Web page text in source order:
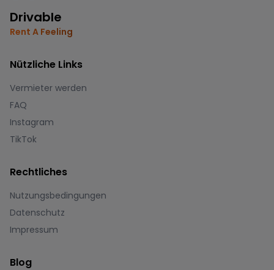
Drivable
Rent A Feeling
Nützliche Links
Vermieter werden
FAQ
Instagram
TikTok
Rechtliches
Nutzungsbedingungen
Datenschutz
Impressum
Blog